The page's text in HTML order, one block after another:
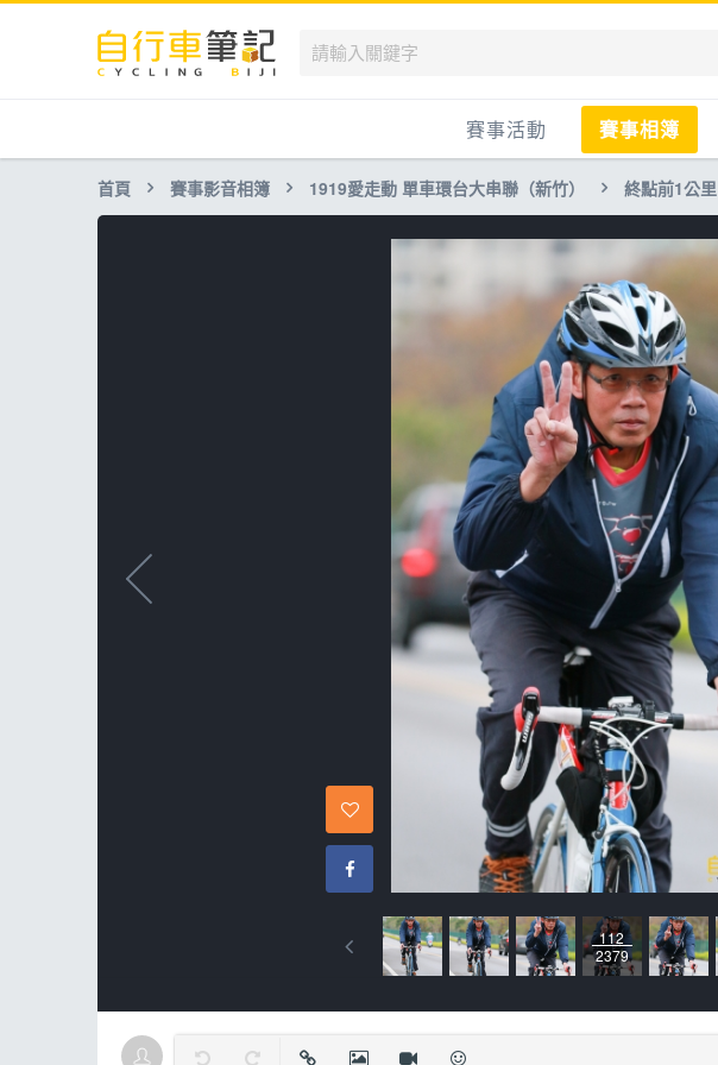
賽事活動
國內
國外
兒童滑步車
跟著筆記騎車去
賽事相簿
賽事影音相簿
自行車好影片
首頁 賽事影音相簿 1919愛走動 單車環台大串聯（新竹） 終點前1公里
112
2379